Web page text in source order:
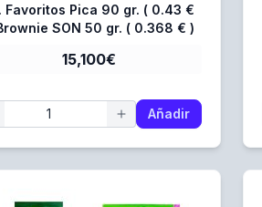
Favoritos Pica 90 gr. ( 0.43 €
) + Brownie SON 50 gr. ( 0.368 € )
15,100€
Añadir